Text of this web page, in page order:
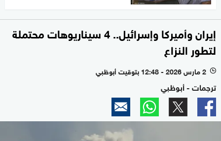
إيران وأميركا وإسرائيل.. 4 سيناريوهات محتملة
لتطور النزاع
l 2 مارس 2026 - 12:48 بتوقيت أبوظبي
ترجمات - أبوظبي